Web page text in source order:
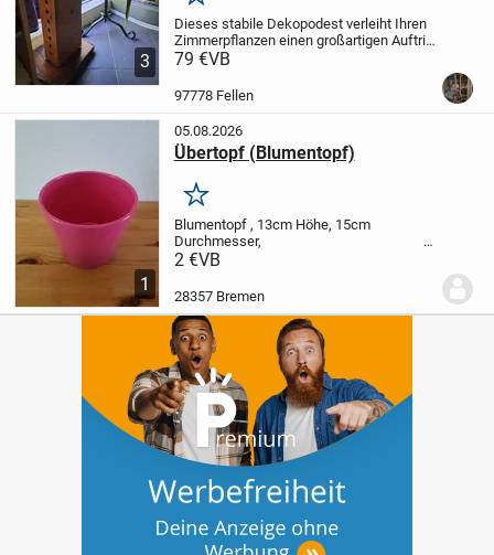
3
Dieses stabile Dekopodest verleiht Ihren
Zimmerpflanzen einen großartigen Auftritt
und passt perfekt zum Landhaus-, Boho-
Bauweise steht er absolut sicher und...
79 €VB
97778 Fellen
1
05.08.2026
Übertopf (Blumentopf)
Merken
Blumentopf , 13cm Höhe, 15cm
Durchmesser,
2 €VB
28357 Bremen